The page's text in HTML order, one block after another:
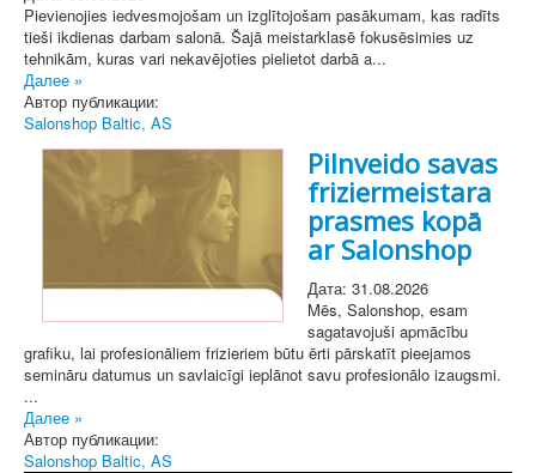
Pievienojies iedvesmojošam un izglītojošam pasākumam, kas radīts
tieši ikdienas darbam salonā. Šajā meistarklasē fokusēsimies uz
tehnikām, kuras vari nekavējoties pielietot darbā a...
Далее »
Автор публикации:
Salonshop Baltic, AS
Pilnveido savas
friziermeistara
prasmes kopā
ar Salonshop
Дата: 31.08.2026
Mēs, Salonshop, esam
sagatavojuši apmācību
grafiku, lai profesionāliem frizieriem būtu ērti pārskatīt pieejamos
semināru datumus un savlaicīgi ieplānot savu profesionālo izaugsmi.
...
Далее »
Автор публикации:
Salonshop Baltic, AS